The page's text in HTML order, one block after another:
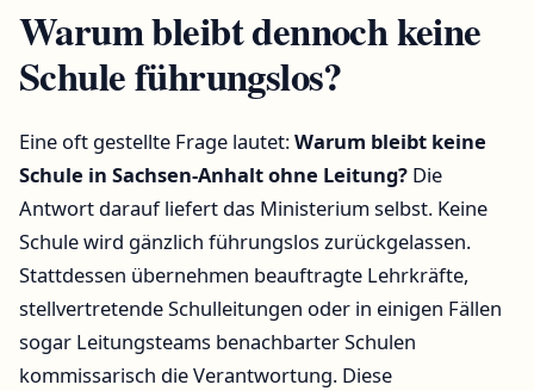
Warum bleibt dennoch keine
Schule führungslos?
Eine oft gestellte Frage lautet:Warum bleibt keine
Schule in Sachsen-Anhalt ohne Leitung? Die
Antwort darauf liefert das Ministerium selbst. Keine
Schule wird gänzlich führungslos zurückgelassen.
Stattdessen übernehmen beauftragte Lehrkräfte,
stellvertretende Schulleitungen oder in einigen Fällen
sogar Leitungsteams benachbarter Schulen
kommissarisch die Verantwortung. Diese